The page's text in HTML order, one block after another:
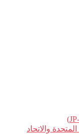
المتحدة والاتحاد